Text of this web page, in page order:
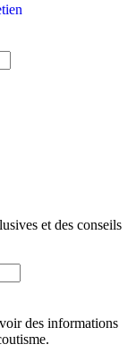
et des conseils
des informations